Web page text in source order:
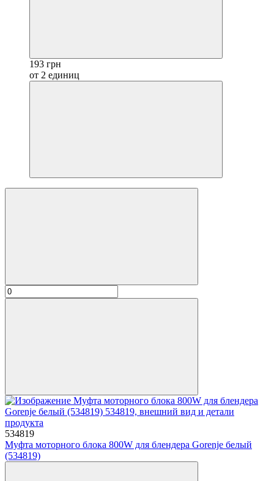
193 грн
от 2 единиц
534819
Муфта моторного блока 800W для блендера Gorenje белый
(534819)